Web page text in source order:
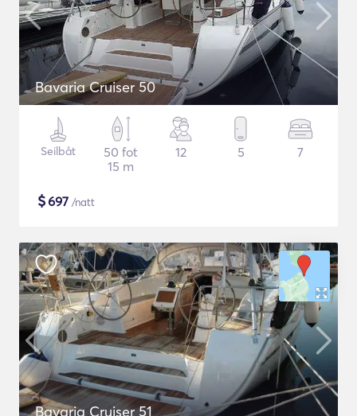
Bavaria Cruiser 50
Seilbåt
50 fot
15 m
12 5 7
$697 /natt
Bavaria Cruiser 51